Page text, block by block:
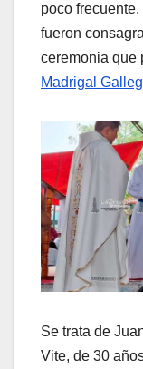
poco
fueron
ceremonia que
Madrigal
Se trata de
Vite, de 30